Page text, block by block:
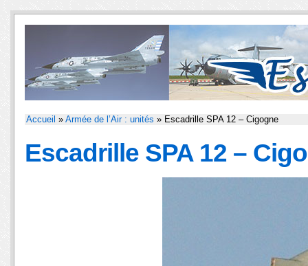
Accueil » Armée de l’Air : unités » Escadrille SPA 12 – Cigogne
Escadrille SPA 12 –